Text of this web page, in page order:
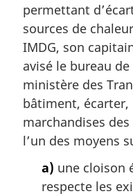
permettant
sources de
IMDG, son
avisé le bureau
ministère des
bâtiment, écarter,
marchandises
l’un des moyens
a) une cloison
respecte les